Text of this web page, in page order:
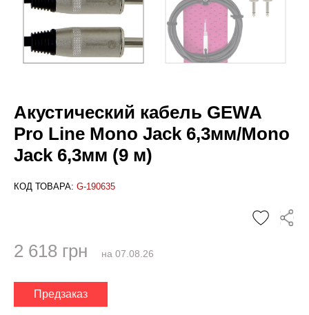
Акустический кабель GEWA
Pro Line Mono Jack 6,3мм/Mono
Jack 6,3мм (9 м)
КОД ТОВАРА: G-190635
✕
2 618 грн на 07.08.26
Предзаказ